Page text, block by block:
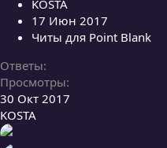
KOSTA
17 Июн 2017
Читы для Point Blank
Ответы
Просмотры
30 Окт 2017
KOSTA